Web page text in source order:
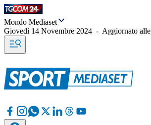
Mondo Mediaset
Giovedì 14 Novembre 2024 - Aggiornato alle